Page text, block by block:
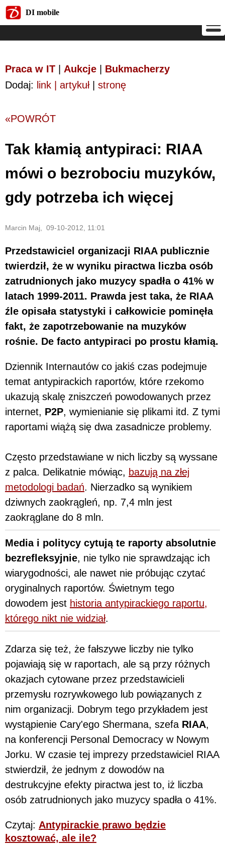
DI mobile
Praca w IT Aukcje
Bukmacherzy
Dodaj: link | artykuł| stronę
«POWRÓT
Tak kłamią antypiraci: RIAA
mówi o bezrobociu muzyków,
gdy potrzeba ich więcej
Marcin Maj, 09-10-2012, 11:01
Przedstawiciel organizacji RIAA publicznie
twierdził, że w wyniku piractwa liczba osób
zatrudnionych jako muzycy spadła o 41% w
latach 1999-2011. Prawda jest taka, że RIAA
źle opisała statystyki i całkowicie pominęła
fakt, że zapotrzebowanie na muzyków
rośnie. De facto antypiraci po prostu kłamią.
Dziennik Internautów co jakiś czas podejmuje
temat antypirackich raportów, które rzekomo
ukazują skalę zniszczeń powodowanych przez
internet, P2P, wymienianie się plikami itd. Z tymi
raportami wiążą się dwa zasadnicze problemy.
Często przedstawiane w nich liczby są wyssane
z palca. Delikatnie mówiąc, bazują na złej
metodologi badań. Nierzadko są wynikiem
dziwnych zaokrągleń, np. 7,4 mln jest
zaokrąglane do 8 mln.
Media i politycy cytują te raporty absolutnie
bezrefleksyjnie, nie tylko nie sprawdzając ich
wiarygodności, ale nawet nie próbując czytać
oryginalnych raportów. Świetnym tego
dowodem jest historia antypirackiego raportu,
którego nikt nie widział.
Zdarza się też, że fałszywe liczby nie tylko
pojawiają się w raportach, ale są przy różnych
okazjach cytowane przez przedstawicieli
przemysłu rozrywkowego lub powiązanych z
nim organizacji. Dobrym tego przykładem jest
wystąpienie Cary'ego Shermana, szefa RIAA,
na konferencji Personal Democracy w Nowym
Jorku. W czasie tej imprezy przedstawiciel RIAA
stwierdził, że jednym z dowodów na
destrukcyjne efekty piractwa jest to, iż liczba
osób zatrudnionych jako muzycy spadła o 41%.
Czytaj: Antypirackie prawo będzie
kosztować, ale ile?
DI mobile